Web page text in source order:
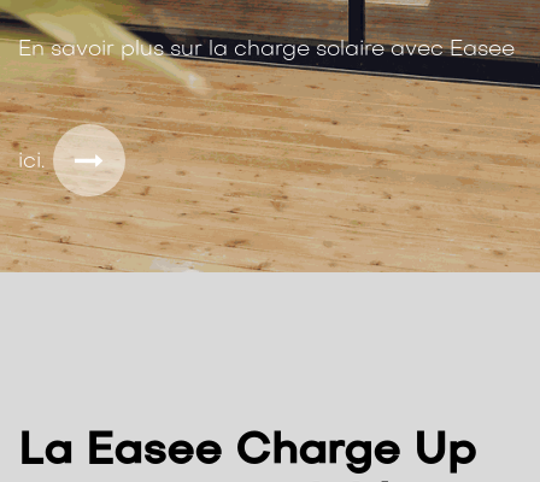
En savoir plus sur la charge solaire avec Easee
ici.
La Easee Charge Up